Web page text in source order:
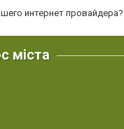
интернет провайдера?
міста